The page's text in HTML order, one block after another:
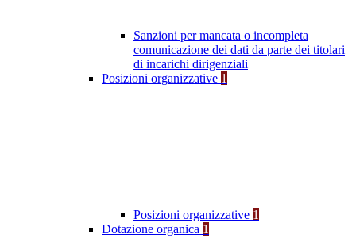
Sanzioni per mancata o incompleta
comunicazione dei dati da parte dei titolari
di incarichi dirigenziali
Posizioni organizzative 1
Posizioni organizzative 1
Dotazione organica 1